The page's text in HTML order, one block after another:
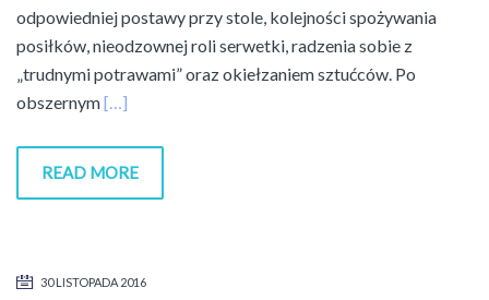
odpowiedniej postawy przy stole, kolejności spożywania
posiłków, nieodzownej roli serwetki, radzenia sobie z
„trudnymi potrawami” oraz okiełzaniem sztućców. Po
obszernym[…]
READ MORE
30 LISTOPADA 2016